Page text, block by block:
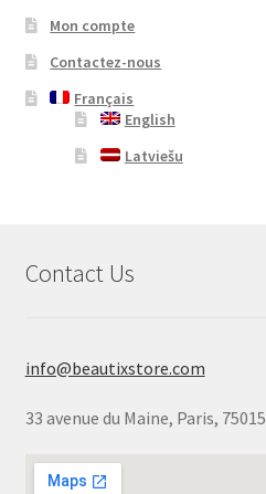
Mon compte
Contactez-nous
Français
English
Latviešu
Contact Us
info@beautixstore.com
33 avenue du Maine, Paris, 75015